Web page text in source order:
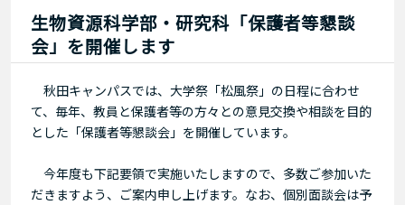
生物資源科学部・研究科「保護者等懇談
会」を開催します
秋田キャンパスでは、大学祭「松風祭」の日程に合わせ
て、毎年、教員と保護者等の方々との意見交換や相談を目的
とした「保護者等懇談会」を開催しています。
今年度も下記要領で実施いたしますので、多数ご参加いた
だきますよう、ご案内申し上げます。なお、個別面談会は予